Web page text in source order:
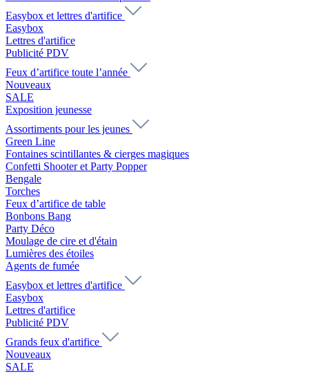
Easybox et lettres d'artifice
Easybox
Lettres d'artifice
Publicité PDV
Feux d’artifice toute l’année
Nouveaux
SALE
Exposition jeunesse
Assortiments pour les jeunes
Green Line
Fontaines scintillantes & cierges magiques
Confetti Shooter et Party Popper
Bengale
Torches
Feux d’artifice de table
Bonbons Bang
Party Déco
Moulage de cire et d'étain
Lumières des étoiles
Agents de fumée
Easybox et lettres d'artifice
Easybox
Lettres d'artifice
Publicité PDV
Grands feux d'artifice
Nouveaux
SALE